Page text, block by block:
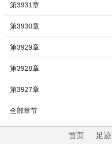
第3931章
第3930章
第3929章
第3928章
第3927章
全部章节
首页 足迹